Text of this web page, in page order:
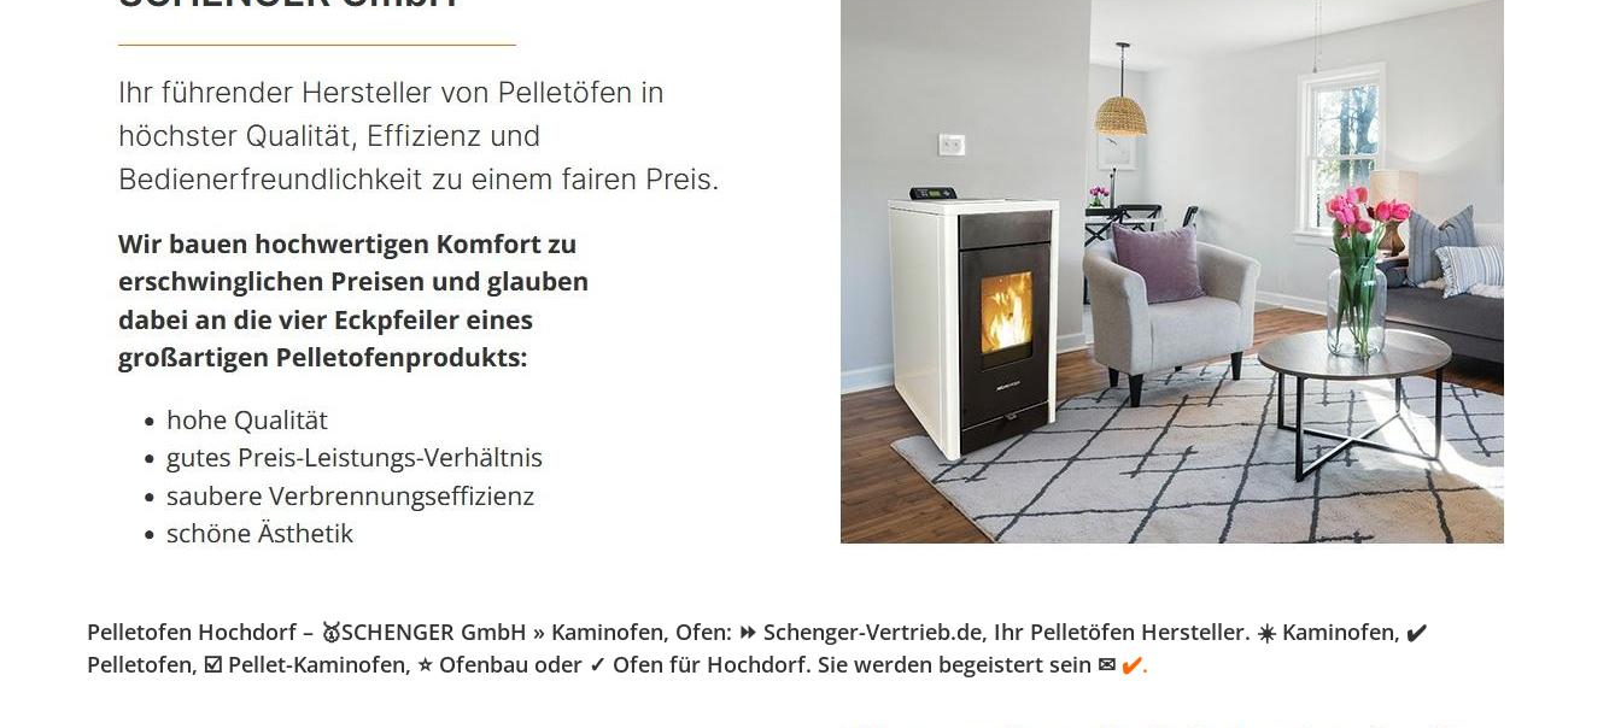
Pelletofen Hochdorf – 🥇SCHENGER GmbH » Kaminofen, Ofen: ⏩ Schenger-Vertrieb.de, Ihr Pelletöfen Hersteller. ☀️ Kaminofen, ✔️
Pelletofen, ☑️ Pellet-Kaminofen, ⭐ Ofenbau oder ✓ Ofen für Hochdorf. Sie werden begeistert sein ✉ ✔️.